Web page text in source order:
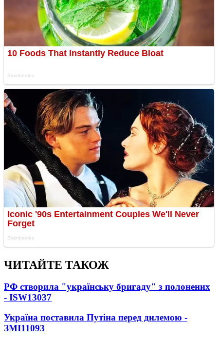
ЧИТАЙТЕ ТАКОЖ
РФ створила "українську бригаду" з полонених
- ISW13037
Україна поставила Путіна перед дилемою -
ЗМІ11093